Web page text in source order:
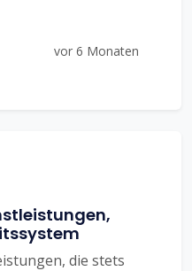
vor 6 Monaten
die stets